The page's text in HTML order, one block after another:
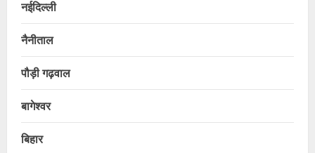
नईदिल्ली
नैनीताल
पौड़ी गढ़वाल
बागेश्वर
बिहार